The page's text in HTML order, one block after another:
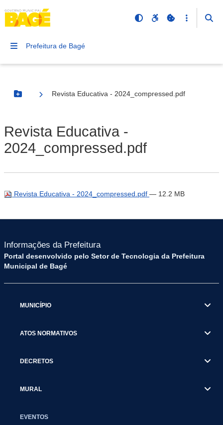
Prefeitura de Bagé
Botão Menu
Revista Educativa - 2024_compressed.pdf
Revista Educativa -
2024_compressed.pdf
Revista Educativa - 2024_compressed.pdf — 12.2 MB
Informações da Prefeitura
Portal desenvolvido pelo Setor de Tecnologia da Prefeitura
Municipal de Bagé
MUNICÍPIO
ATOS NORMATIVOS
DECRETOS
MURAL
EVENTOS